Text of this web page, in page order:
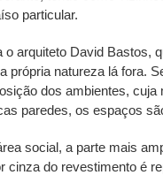
particular.
o arquiteto David Bastos,
própria natureza lá fora.
dos ambientes, cuja
paredes, os espaços
social, a parte mais
cinza do revestimento é